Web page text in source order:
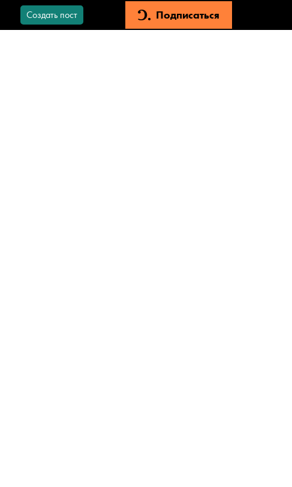
Создать пост Подписаться